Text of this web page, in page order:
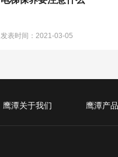
发表时间：2021-03-05
鹰潭关于我们 鹰潭产